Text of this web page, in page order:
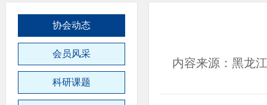
协会动态
会员风采
科研课题
内容来源：黑龙